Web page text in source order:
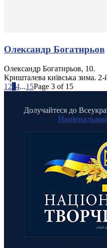
Олександр Богатирьов
Олександр Богатирьов, 10.
Кришталева київська зима. 2-
1 234...15Page 3 of 15
Долучайтеся до